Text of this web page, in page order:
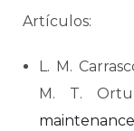
Artículos:
L. M.
M. T.